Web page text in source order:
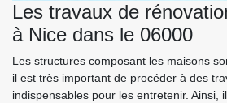
Les travaux de
à Nice dans le 06000
Les structures composant les maisons
il est très important de procéder à des
indispensables pour les entretenir. Ainsi,